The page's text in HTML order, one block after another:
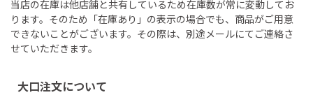
当店の在庫は他店舗と共有しているため在庫数が常に変動してお
ります。そのため「在庫あり」の表示の場合でも、商品がご用意
できないことがございます。その際は、別途メールにてご連絡さ
せていただきます。
大口注文について